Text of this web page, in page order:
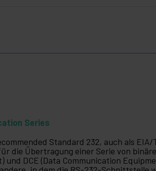
Series
Standard 232, auch als
die Übertragung einer Serie von
und DCE (Data Communication